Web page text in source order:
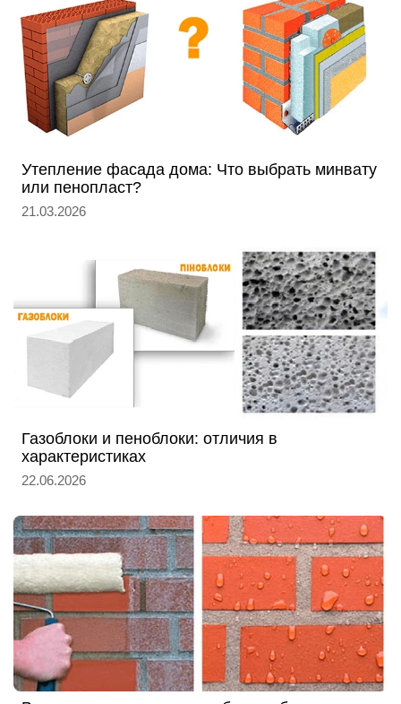
Утепление фасада дома: Что выбрать минвату
или пенопласт?
21.03.2026
Газоблоки и пеноблоки: отличия в
характеристиках
22.06.2026